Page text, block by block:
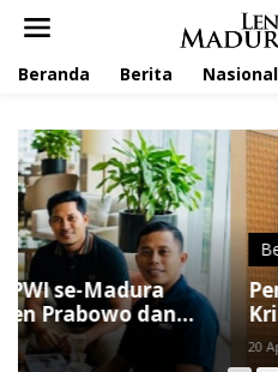
Beranda Berita Nasional
Berita
Pemanggilan
Kriminalisasi Pers
20 April 2026